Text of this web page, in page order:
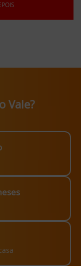
Vale?